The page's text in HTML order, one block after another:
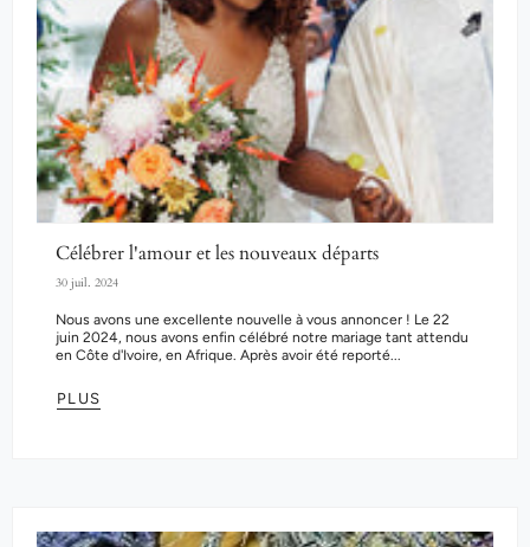
Célébrer l'amour et les nouveaux départs
30 juil. 2024
Nous avons une excellente nouvelle à vous annoncer ! Le 22
juin 2024, nous avons enfin célébré notre mariage tant attendu
en Côte d'Ivoire, en Afrique. Après avoir été reporté...
PLUS